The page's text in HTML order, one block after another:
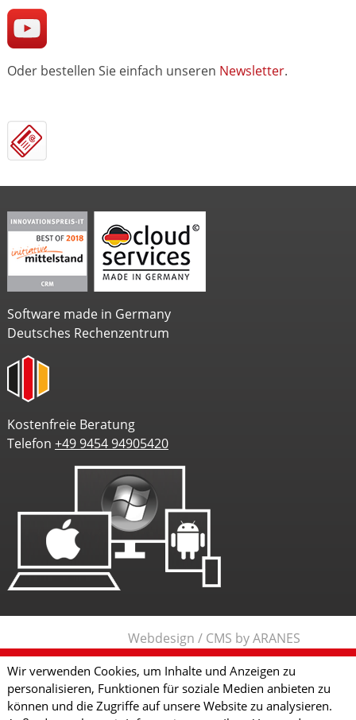
Oder bestellen Sie einfach unseren Newsletter.
Software made in Germany
Deutsches Rechenzentrum
Kostenfreie Beratung
Telefon +49 9454 94905420
Webdesign / CMS by ARANES
Wir verwenden Cookies, um Inhalte und Anzeigen zu
personalisieren, Funktionen für soziale Medien anbieten zu
können und die Zugriffe auf unsere Website zu analysieren.